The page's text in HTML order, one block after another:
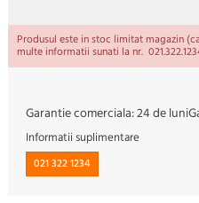
Produsul este in stoc limitat magazin
multe informatii sunati la nr.
Garantie comerciala:24 de luni
Informatii suplimentare
021 322 1234